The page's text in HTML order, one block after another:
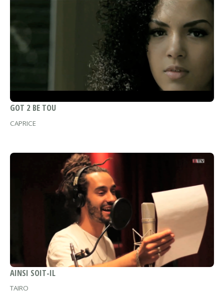
GOT 2 BE TOU
CAPRICE
AINSI SOIT-IL
TAIRO